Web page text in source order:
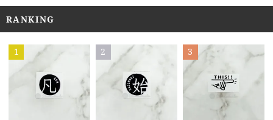
RANKING
1 2 3